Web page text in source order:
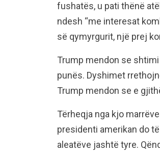
fushatës, u pati thënë
ndesh “me interesat
së qymyrgurit, një prej
Trump mendon se
punës. Dyshimet
Trump mendon se e
Tërheqja nga kjo
presidenti amerikan do
aleatëve jashtë tyre.